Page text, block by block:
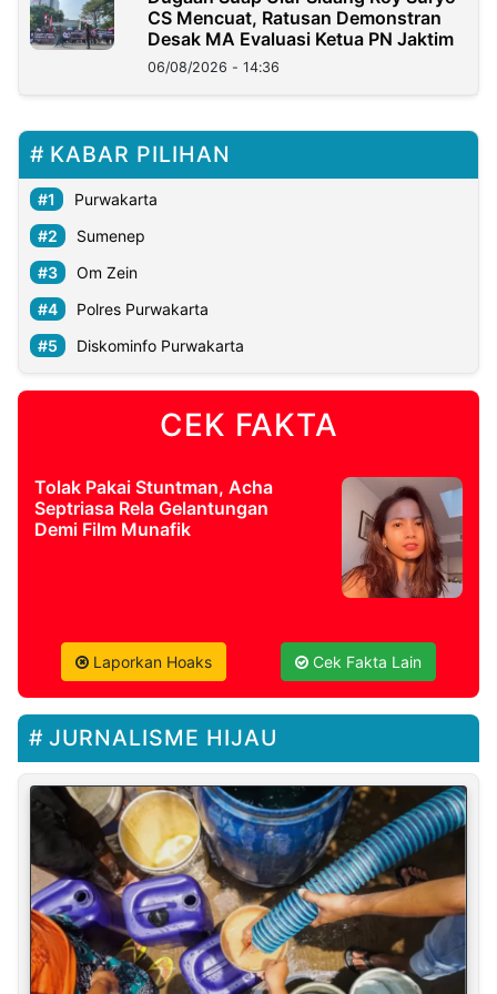
CS Mencuat, Ratusan Demonstran
Desak MA Evaluasi Ketua PN Jaktim
06/08/2026 - 14:36
KABAR PILIHAN
Purwakarta
Sumenep
Om Zein
Polres Purwakarta
Diskominfo Purwakarta
CEK FAKTA
Tolak Pakai Stuntman, Acha
Septriasa Rela Gelantungan
Demi Film Munafik
Laporkan Hoaks Cek Fakta Lain
JURNALISME HIJAU